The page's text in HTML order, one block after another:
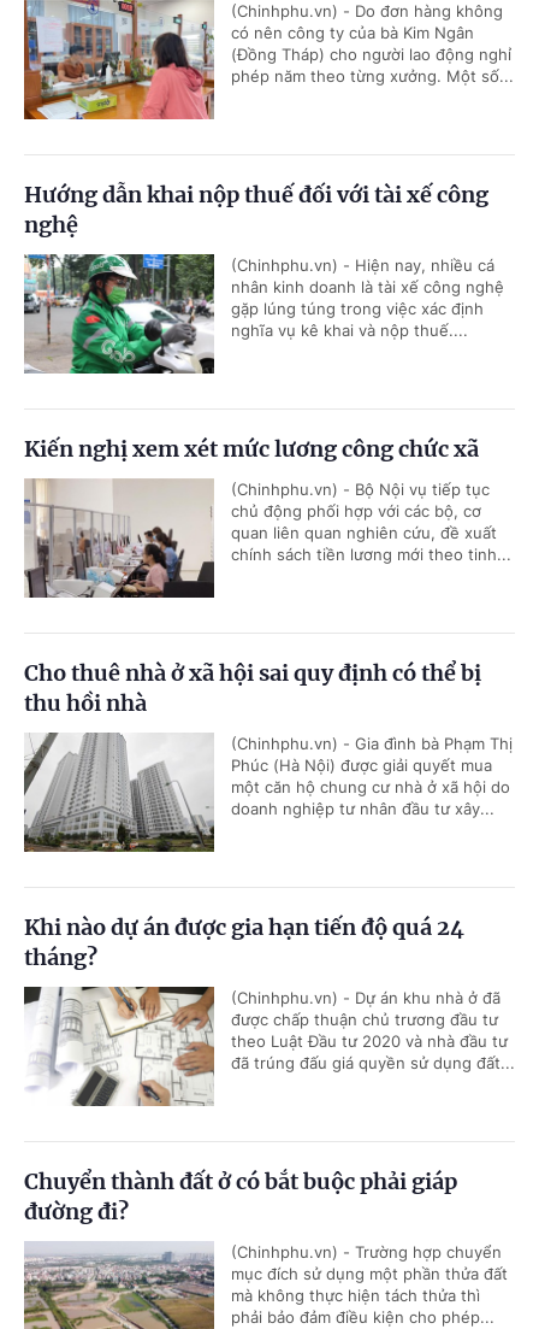
(Chinhphu.vn) - Do đơn hàng không
có nên công ty của bà Kim Ngân
(Đồng Tháp) cho người lao động nghỉ
phép năm theo từng xưởng. Một số...
Hướng dẫn khai nộp thuế đối với tài xế công
nghệ
(Chinhphu.vn) - Hiện nay, nhiều cá
nhân kinh doanh là tài xế công nghệ
gặp lúng túng trong việc xác định
nghĩa vụ kê khai và nộp thuế....
Kiến nghị xem xét mức lương công chức xã
(Chinhphu.vn) - Bộ Nội vụ tiếp tục
chủ động phối hợp với các bộ, cơ
quan liên quan nghiên cứu, đề xuất
chính sách tiền lương mới theo tinh...
Cho thuê nhà ở xã hội sai quy định có thể bị
thu hồi nhà
(Chinhphu.vn) - Gia đình bà Phạm Thị
Phúc (Hà Nội) được giải quyết mua
một căn hộ chung cư nhà ở xã hội do
doanh nghiệp tư nhân đầu tư xây...
Khi nào dự án được gia hạn tiến độ quá 24
tháng?
(Chinhphu.vn) - Dự án khu nhà ở đã
được chấp thuận chủ trương đầu tư
theo Luật Đầu tư 2020 và nhà đầu tư
đã trúng đấu giá quyền sử dụng đất...
Chuyển thành đất ở có bắt buộc phải giáp
đường đi?
(Chinhphu.vn) - Trường hợp chuyển
mục đích sử dụng một phần thửa đất
mà không thực hiện tách thửa thì
phải bảo đảm điều kiện cho phép...